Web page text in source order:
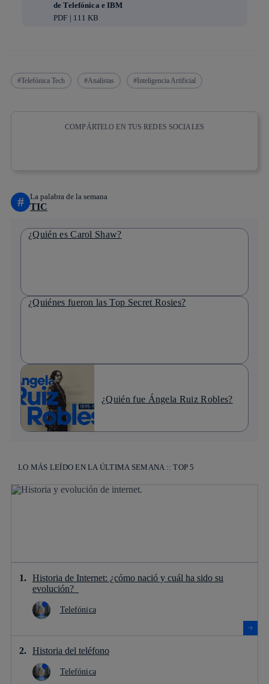
de Telefónica e IBM
PDF | 111 KB
Telefónica Tech Analistas Inteligencia Artificial
COMPÁRTELO EN TUS REDES SOCIALES
# La palabra de la semana
TIC
¿Quién es Carol Shaw?
¿Quiénes fueron las Top Secret Rosies?
¿Quién fue Ángela Ruiz Robles?
LO MÁS LEÍDO EN LA ÚLTIMA SEMANA :: TOP 5
Historia de Internet: ¿cómo nació y cuál ha sido su
evolución?
Telefónica
Historia del teléfono
Telefónica